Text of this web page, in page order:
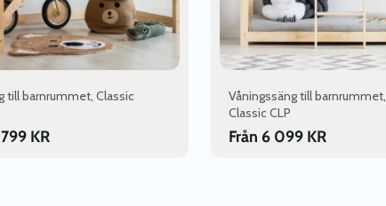
till barnrummet, Classic
KR
Våningssäng till barnrummet,
Classic CLP
Från 6 099 KR
på
produktsidan